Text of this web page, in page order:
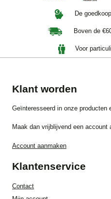
De
Boven de
Voor
Klant worden
Geïnteresseerd in onze producten
Maak dan vrijblijvend een account
Account aanmaken
Klantenservice
Contact